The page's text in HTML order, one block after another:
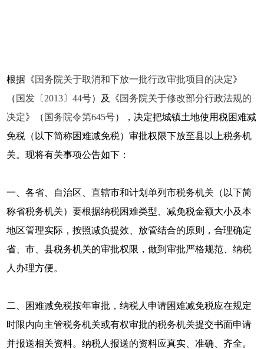
根据《国务院关于取消和下放一批行政审批项目的决定》
（ 国发〔2013〕44号）及《国务院关于修改部分行政法规的
决定》（ 国务院令第645号），决定把城镇土地使用税困难减
免税（以下简称困难减免税）审批权限下放至县以上税务机
关。现将有关事项公告如下：
一、各省、自治区、直辖市和计划单列市税务机关（以下简
称省税务机关）要根据纳税困难类型、减免税金额大小及本
地区管理实际，按照减负提效、放管结合的原则，合理确定
省、市、县税务机关的审批权限，做到审批严格规范、纳税
人办理方便。
二、困难减免税按年审批，纳税人申请困难减免税应在规定
时限内向主管税务机关或有权审批的税务机关提交书面申请
并报送相关资料。纳税人报送的资料应真实、准确、齐全。